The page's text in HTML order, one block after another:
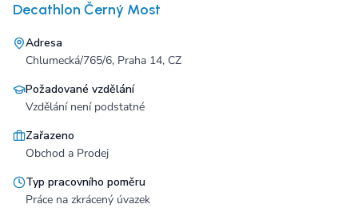
Decathlon Černý Most
Adresa
Chlumecká/765/6, Praha 14, CZ
Požadované vzdělání
Vzdělání není podstatné
Zařazeno
Obchod a Prodej
Typ pracovního poměru
Práce na zkrácený úvazek